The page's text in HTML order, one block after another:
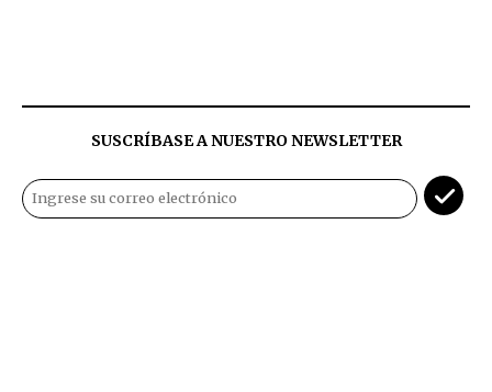
SUSCRÍBASE A NUESTRO NEWSLETTER